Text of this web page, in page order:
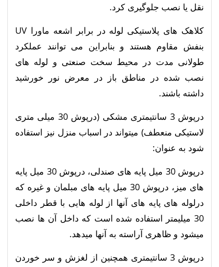
نقل یا نصب جلوگیری کرد.
کلاهک های پلاستیکی لوله در برابر اشعه ماورا UV
بنفش مقاوم هستند و بنابراین می توانند عملکرد
طولانی مدت در محیط سخت صنعتی و لوله های
نصب شده در مناطق باز در معرض نور خورشید
داشته باشند.
درپوش 3 سانتیمتری مشکی (درپوش 30 میلی متری
لاستیکی منعطف) میتواند در اسباب منزل نیز استفاده
شود به عنوان:
درپوش 30 میل پایه های صندلی، درپوش 30 میل پایه
های میز، درپوش 30 میل پایه های مبلمان و غیره که
درلوله های پایه های آنها از لوله هایی با قطر داخلی
30 میلیمتر استفاده شده است که داخل آن ها نصب
میشود و ظاهری آراسته به آنها میدهد.
درپوش 3 سانتیمتری همچنین از لغزش و سر خوردن